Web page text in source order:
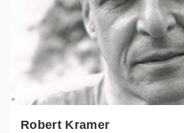
Robert Kramer